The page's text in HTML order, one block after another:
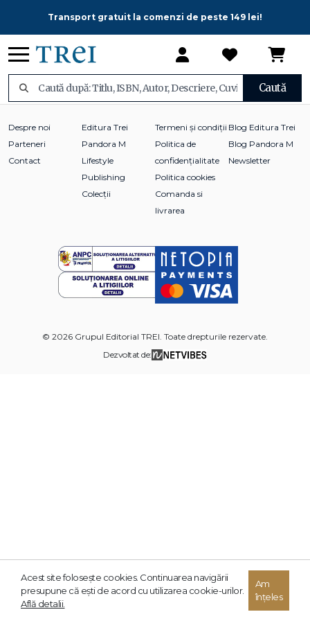
Transport gratuit la comenzi de peste 149 lei!
Caută
Despre noi
Parteneri
Contact
Editura Trei
Pandora M
Lifestyle
Publishing
Colecții
Termeni și condiții
Politica de
confidențialitate
Politica cookies
Comanda si
livrarea
Blog Editura Trei
Blog Pandora M
Newsletter
© 2026 Grupul Editorial TREI. Toate drepturile rezervate.
Dezvoltat de:
Acest site foloseşte cookies. Continuarea navigării
presupune că eşti de acord cu utilizarea cookie-urilor.
Află detalii.
Am
înțeles